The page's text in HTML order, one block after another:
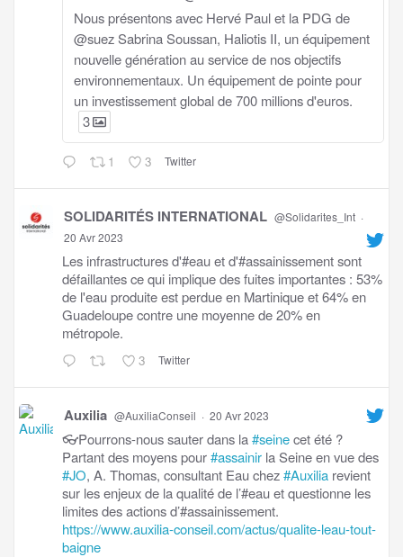
Nous présentons avec Hervé Paul et la PDG de
@suez Sabrina Soussan, Haliotis II, un équipement
nouvelle génération au service de nos objectifs
environnementaux. Un équipement de pointe pour
un investissement global de 700 millions d'euros.
3
1 3 Twitter
SOLIDARITÉS INTERNATIONAL @Solidarites_Int ·
20 Avr 2023
Les infrastructures d'#eau et d'#assainissement sont
défaillantes ce qui implique des fuites importantes : 53%
de l'eau produite est perdue en Martinique et 64% en
Guadeloupe contre une moyenne de 20% en
métropole.
3 Twitter
Auxilia @AuxiliaConseil · 20 Avr 2023
👓Pourrons-nous sauter dans la#seinecet été ?
Partant des moyens pour#assainir la Seine en vue des
#JO, A. Thomas, consultant Eau chez#Auxilia revient
sur les enjeux de la qualité de l’#eau et questionne les
limites des actions d’#assainissement.
https://www.auxilia-conseil.com/actus/qualite-leau-tout-
baigne